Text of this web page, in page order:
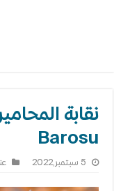
Barosu
5 سبتمبر,2022